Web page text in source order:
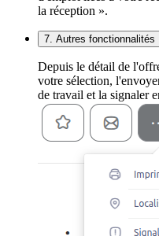
la réception ».
7. Autres fonctionnalités
Depuis le détail de
votre sélection,
de travail et la signaler